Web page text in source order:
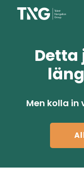
Detta
Men kolla